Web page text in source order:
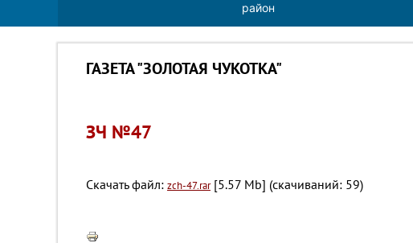
район
ГАЗЕТА "ЗОЛОТАЯ ЧУКОТКА"
ЗЧ №47
Скачать файл: zch-47.rar[5.57 Mb] (cкачиваний: 59)